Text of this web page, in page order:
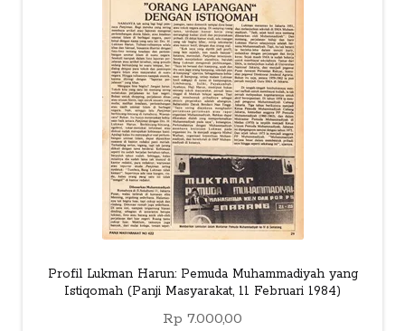
Rekening
Reseller
Profil Lukman Harun: Pemuda Muhammadiyah yang
Istiqomah (Panji Masyarakat, 11 Februari 1984)
Rp 7.000,00